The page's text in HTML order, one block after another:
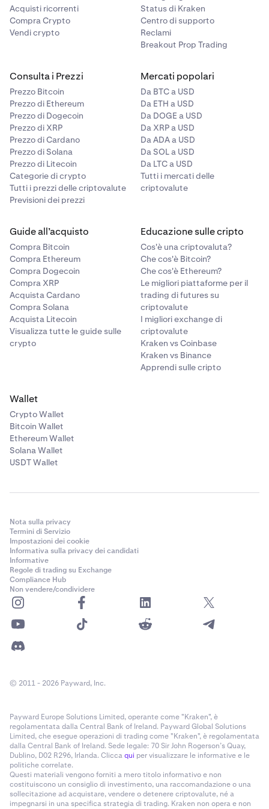
consequenziali, speciali o moltiplicati, o mancati
profitti.
qualsiasi diritto di chiedere un provvedimento
ingiuntivo o un rimedio equo.
Nulla in questa Sezione limita o esclude qualsiasi
responsabilità che non possa essere legalmente limitata
o esclusa ai sensi della legge applicabile.
Acquisti ricorrenti
Compra Crypto
Vendi crypto
Status di Kraken
Centro di supporto
Reclami
Breakout Prop Trading
Consulta i Prezzi
Prezzo Bitcoin
Prezzo di Ethereum
Prezzo di Dogecoin
Prezzo di XRP
Prezzo di Cardano
Prezzo di Solana
Prezzo di Litecoin
Categorie di crypto
Tutti i prezzi delle criptovalute
Previsioni dei prezzi
Mercati popolari
Da BTC a USD
Da ETH a USD
Da DOGE a USD
Da XRP a USD
Da ADA a USD
Da SOL a USD
Da LTC a USD
Tutti i mercati delle
criptovalute
Guide all’acquisto
Compra Bitcoin
Compra Ethereum
Compra Dogecoin
Compra XRP
Acquista Cardano
Compra Solana
Acquista Litecoin
Visualizza tutte le guide sulle
crypto
Educazione sulle cripto
Cos'è una criptovaluta?
Che cos'è Bitcoin?
Che cos'è Ethereum?
Le migliori piattaforme per il
trading di futures su
criptovalute
I migliori exchange di
criptovalute
Kraken vs Coinbase
Kraken vs Binance
Apprendi sulle cripto
Wallet
Crypto Wallet
Bitcoin Wallet
Ethereum Wallet
Solana Wallet
USDT Wallet
Nota sulla privacy
Termini di Servizio
Impostazioni dei cookie
Informativa sulla privacy dei candidati
Informative
Regole di trading su Exchange
Compliance Hub
Non vendere/condividere
© 2011 - 2026 Payward, Inc.
Payward Europe Solutions Limited, operante come "Kraken", è
regolamentata dalla Central Bank of Ireland. Payward Global Solutions
Limited, che esegue operazioni di trading come "Kraken", è regolamentata
dalla Central Bank of Ireland. Sede legale: 70 Sir John Rogerson’s Quay,
Dublino, D02 R296, Irlanda. Cliccaqui per visualizzare le informative e le
politiche correlate.
Questi materiali vengono forniti a mero titolo informativo e non
costituiscono un consiglio di investimento, una raccomandazione o una
sollecitazione ad acquistare, vendere o detenere criptovalute, né a
impegnarsi in una specifica strategia di trading. Kraken non opera e non